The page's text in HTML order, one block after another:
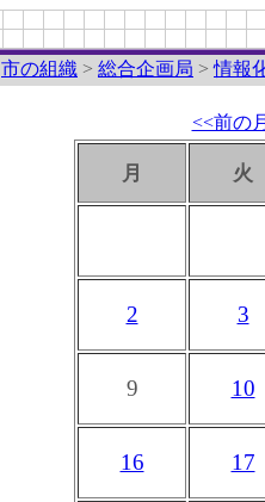
市の組織 > 総合企画局 >情報
<<前の月
月 火
2 3
9 10
16 17